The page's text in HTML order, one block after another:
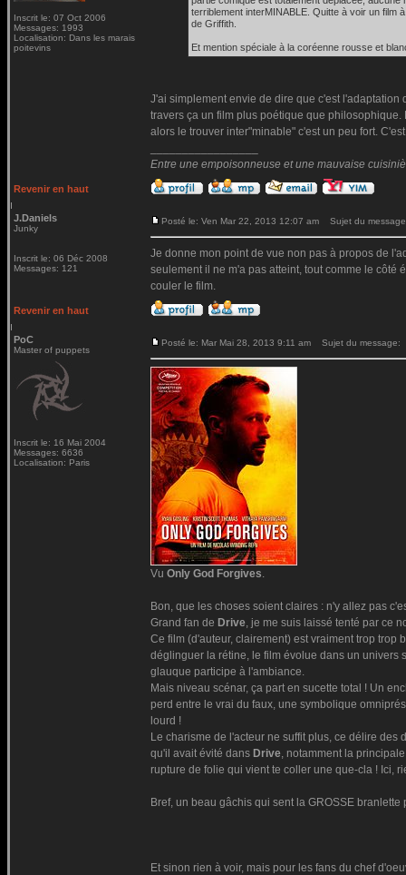
Inscrit le: 07 Oct 2006
Messages: 1993
Localisation: Dans les marais
poitevins
terriblement interMINABLE. Quitte à voir un film
de Griffith.
Et mention spéciale à la coréenne rousse et
J'ai simplement envie de dire que c'est
travers ça un film plus poétique que
alors le trouver inter"minable" c'est un peu fort.
Entre une empoisonneuse et une mauvaise
Revenir en haut
J.Daniels
Junky
Inscrit le: 06 Déc 2008
Messages: 121
Posté le: Ven Mar 22, 2013 12:07 am Sujet du
Je donne mon point de vue non pas à propos de
seulement il ne m'a pas atteint, tout comme le
couler le film.
Revenir en haut
PoC
Master of puppets
Inscrit le: 16 Mai 2004
Messages: 6636
Localisation: Paris
Posté le: Mar Mai 28, 2013 9:11 am Sujet du message:
Vu Only God Forgives.
Bon, que les choses soient claires : n'y allez pas
Grand fan de Drive, je me suis laissé tenté par ce
Ce film (d'auteur, clairement) est vraiment trop
déglinguer la rétine, le film évolue dans un univers
glauque participe à l'ambiance.
Mais niveau scénar, ça part en sucette total ! Un
perd entre le vrai du faux, une symbolique
lourd !
Le charisme de l'acteur ne suffit plus, ce délire
qu'il avait évité dans Drive, notamment la
rupture de folie qui vient te coller une que-cla ! Ici,
Bref, un beau gâchis qui sent la GROSSE
Et sinon rien à voir, mais pour les fans du chef